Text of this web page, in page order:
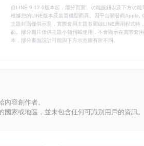
自LINE 9.12.0版本起，部分頁面、功能按鈕以及下方功能
根據您的LINE版本及裝置機型而異。因平台開發商Apple,
主題封面僅供示意，實際套用主題並開啟LINE應用程式時
面。部分圖片僅供主題小舖刊載使用，不會顯示在實際套
本，部分畫面設計可能與下方示意圖有所不同。
容創作者。
家或地區，並未包含任何可識別用戶的資訊。